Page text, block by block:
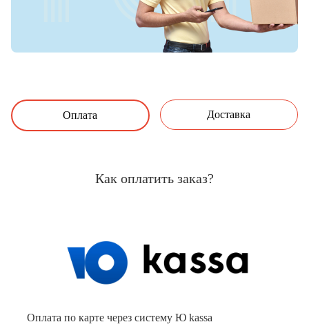
Оплата Доставка
Как оплатить заказ?
Оплата по карте через систему Ю kassa